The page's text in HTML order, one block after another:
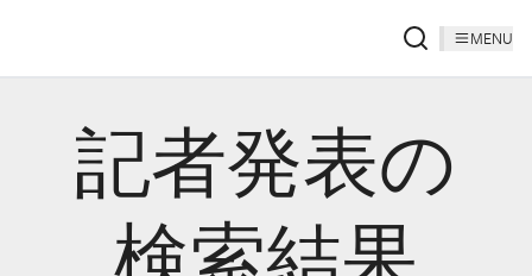
MENU
記者発表の